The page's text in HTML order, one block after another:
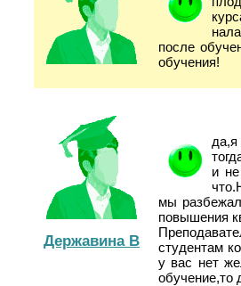
после
обучения!
Державина В
и
мы
повышения
студентам
у вас нет
обучение,то